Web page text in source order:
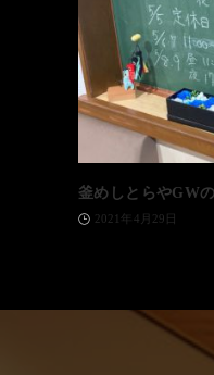
釜めしとらやGW
2021年4月29日